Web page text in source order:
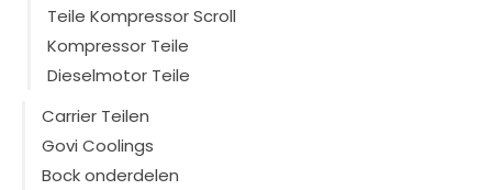
Teile Kompressor Scroll
Kompressor Teile
Dieselmotor Teile
Carrier Teilen
Govi Coolings
Bock onderdelen